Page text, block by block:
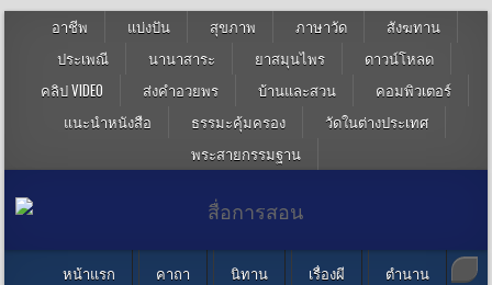
อาชีพ แบ่งปัน สุขภาพ ภาษาวัด
สังฆทาน
ประเพณี
นานาสาระ ยาสมุนไพร
ดาวน์โหลด
คลิป VIDEO
ส่งคำอวยพร บ้านและสวน
คอมพิวเตอร์
แนะนำหนังสือ
ธรรมะคุ้มครอง
วัดในต่างประเทศ
พระสายกรรมฐาน
หน้าแรก คาถา นิทาน เรื่องผี ตำนาน